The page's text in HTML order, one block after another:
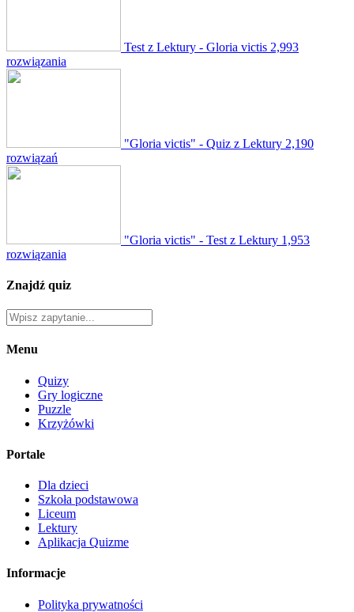
Test z Lektury - Gloria victis 2,993
rozwiązania
"Gloria victis" - Quiz z Lektury 2,190
rozwiązań
"Gloria victis" - Test z Lektury 1,953
rozwiązania
Znajdź quiz
Menu
Quizy
Gry logiczne
Puzzle
Krzyżówki
Portale
Dla dzieci
Szkoła podstawowa
Liceum
Lektury
Aplikacja Quizme
Informacje
Polityka prywatności